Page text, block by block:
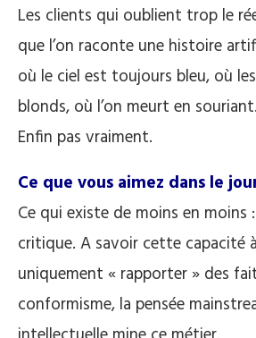
Les clients qui oublient trop le
que l’on raconte une histoire
où le ciel est toujours bleu, où
blonds, où l’on meurt en
Enfin pas vraiment.
Ce que vous aimez dans le
Ce qui existe de moins en
critique. A savoir cette capacité
uniquement « rapporter » des
conformisme, la pensée